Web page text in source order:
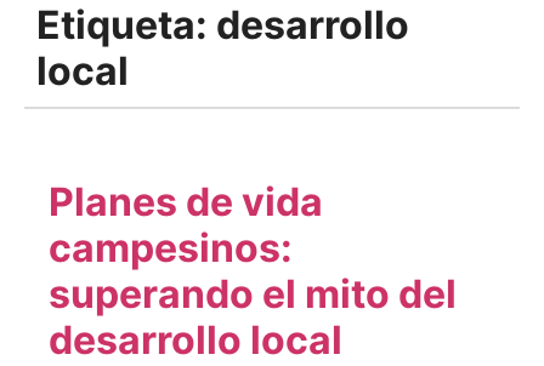
Etiqueta: desarrollo
local
Planes de vida
campesinos:
superando el mito del
desarrollo local